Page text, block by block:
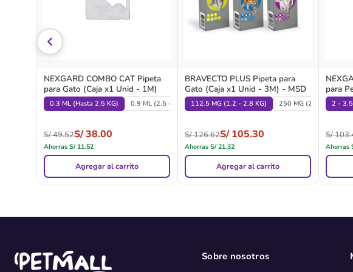
NEXGARD COMBO CAT Pipeta
para Gato (Caja x1 Unid - 1M)
0.3 ML (Hasta 2.5 KG) 0.9 ML (2.5 - 7.5 KG)
S/49.52S/38.00
Ahorras S/11.52
Agregar al carrito
BRAVECTO PLUS Pipeta para
Gato (Caja x1 Unid - 3M) - MSD
112.5 MG (1.2 - 2.8 KG) 250 MG (2.8 - 6.25 KG)
S/126.62S/105.30
Ahorras S/21.32
Agregar al carrito
para
2 -
S/
Ahorras
Sobre nosotros